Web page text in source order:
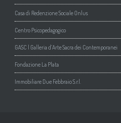
Casa di Redenzione Sociale Onlus
Centro Psicopedagogico
GASC | Galleria d’Arte Sacra dei Contemporanei
Fondazione La Plata
Immobiliare Due Febbraio S.r.l.